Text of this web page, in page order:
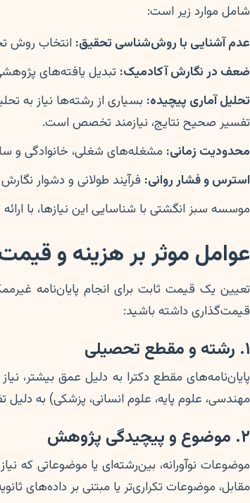
شامل موارد زیر است:
عدم آشنایی با روش‌شناسی تحقیق: انتخاب روش
ضعف در نگارش آکادمیک: تبدیل یافته‌های
تحلیل آماری پیچیده:
تفسیر صحیح نتایج، نیازمند تخصص است.
محدودیت زمانی: مشغله‌های شغلی، خانوادگی و
استرس و فشار روانی: فرآیند طولانی و دشوار
موسسه سبز انگشتی با شناسایی این نیازها، با
عوامل موثر بر هزینه و قیمت
تعیین یک قیمت ثابت برای انجام پایان‌نامه
قیمت‌گذاری داشته باشید:
۱. رشته و مقطع تحصیلی
پایان‌نامه‌های مقطع دکترا به دلیل عمق بیشتر،
مهندسی، علوم پایه، علوم انسانی، پزشکی) به
۲. موضوع و پیچیدگی پژوهش
موضوعات نوآورانه، بین‌رشته‌ای یا موضوعاتی که
مقابل، موضوعات تکراری‌تر یا مبتنی بر داده‌های